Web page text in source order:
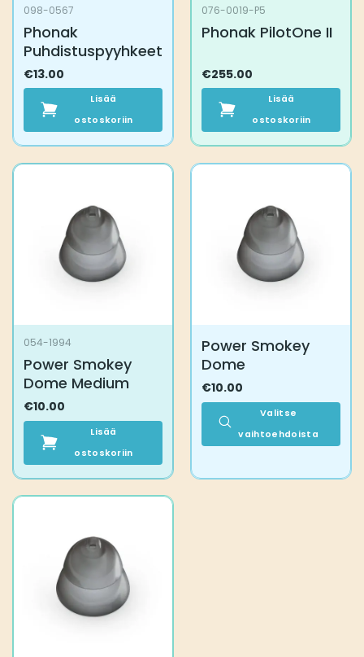
098-0567
Phonak
Puhdistuspyyhkeet
€13.00
Lisää
ostoskoriin
076-0019-P5
Phonak PilotOne II
€255.00
Lisää
ostoskoriin
054-1994
Power Smokey
Dome Medium
€10.00
Lisää
ostoskoriin
Power Smokey
Dome
€10.00
Valitse
vaihtoehdoista